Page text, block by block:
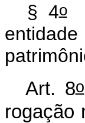
§ 4o
Art. 8o
rogação